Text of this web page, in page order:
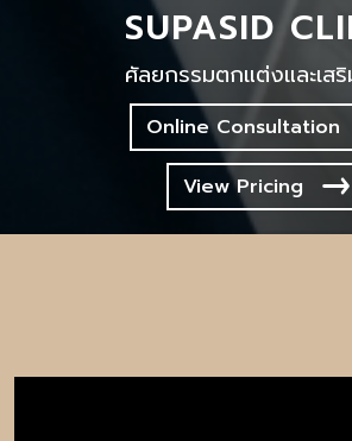
SUPASID
ศัลยกรรมตกแต่งและเส
Online Consultation
View Pricing